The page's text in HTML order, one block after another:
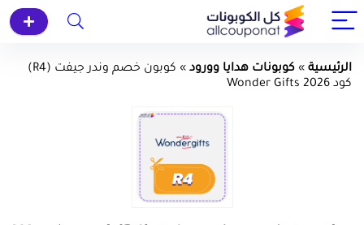
الرئيسية » كوبونات هدايا وورود »
كوبون خصم وندر جيفت (R4)
كود Wonder Gifts 2026